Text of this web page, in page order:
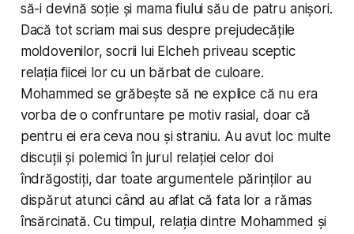
să-i devină soție și mama fiului său de patru anișori.
Dacă tot scriam mai sus despre prejudecățile
moldovenilor, socrii lui Elcheh priveau sceptic
relația fiicei lor cu un bărbat de culoare.
Mohammed se grăbește să ne explice că nu era
vorba de o confruntare pe motiv rasial, doar că
pentru ei era ceva nou și straniu. Au avut loc multe
discuții și polemici în jurul relației celor doi
îndrăgostiți, dar toate argumentele părinților au
dispărut atunci când au aflat că fata lor a rămas
însărcinată. Cu timpul, relația dintre Mohammed și